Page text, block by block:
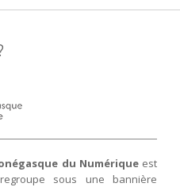
du Numériqueest
sous une bannière